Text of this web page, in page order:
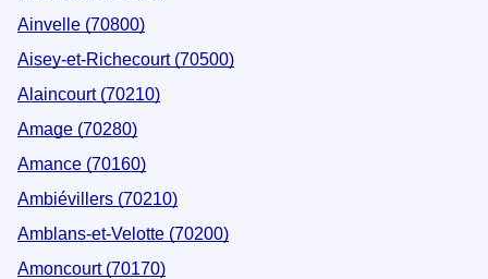
Ainvelle (70800)
Aisey-et-Richecourt (70500)
Alaincourt (70210)
Amage (70280)
Amance (70160)
Ambiévillers (70210)
Amblans-et-Velotte (70200)
Amoncourt (70170)